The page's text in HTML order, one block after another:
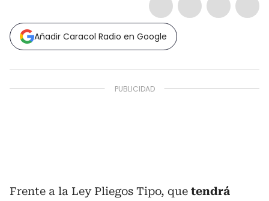
Añadir Caracol Radio en Google
Frente a la Ley Pliegos Tipo, que tendrá